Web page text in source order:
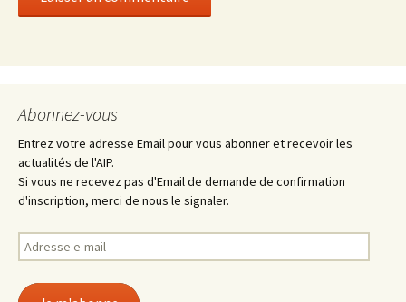
Abonnez-vous
Entrez votre adresse Email pour vous abonner et recevoir les
actualités de l'AIP.
Si vous ne recevez pas d'Email de demande de confirmation
d'inscription, merci de nous le signaler.
Adresse
e-